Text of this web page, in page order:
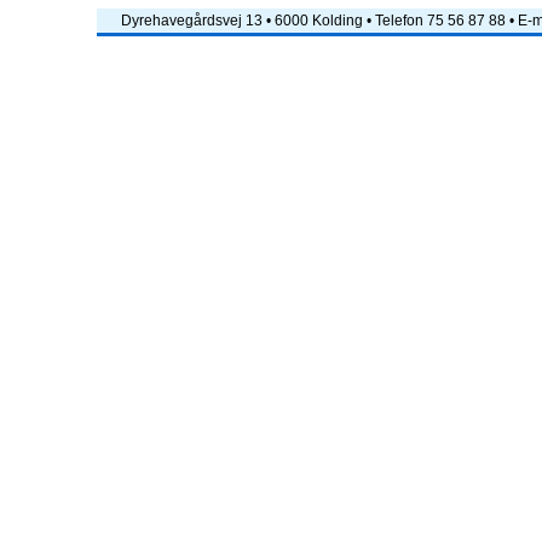
Dyrehavegårdsvej 13 • 6000 Kolding • Telefon 75 56 87 88 • E-